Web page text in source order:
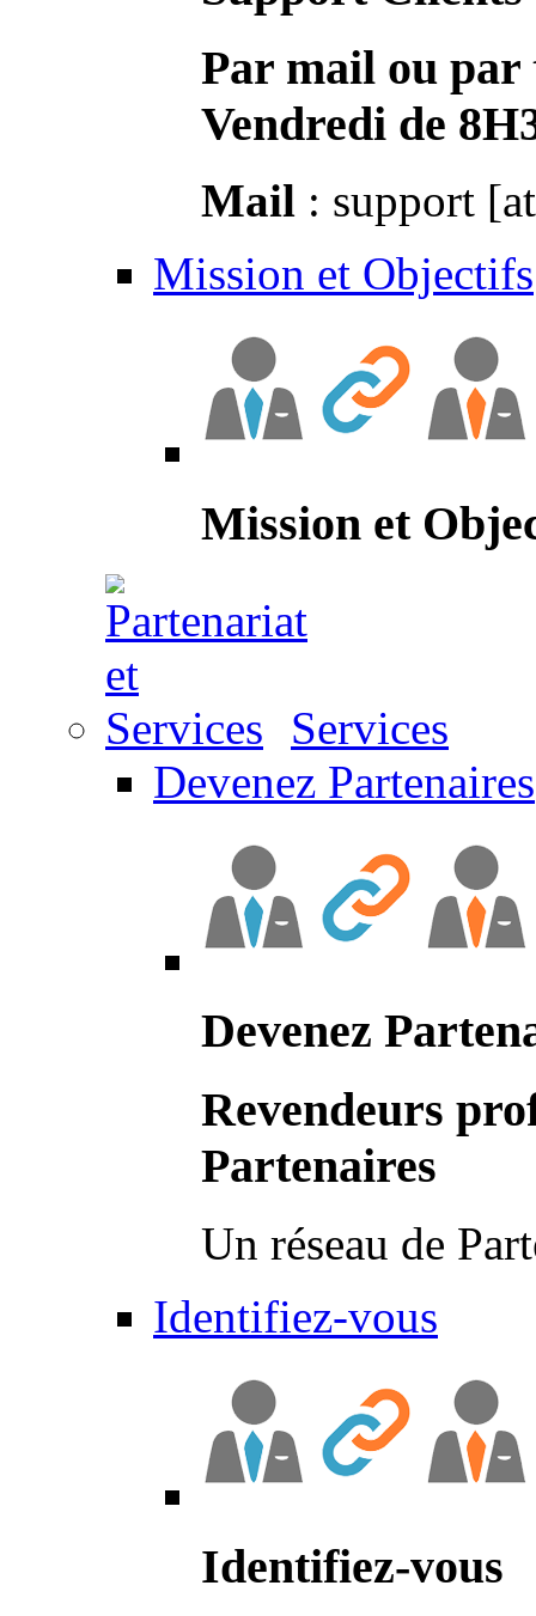
Par mail ou par
Vendredi de
Mail : support
Mission et Objectifs
Mission et
Services
Devenez Partenaires
Devenez
Revendeurs
Partenaires
Un réseau de
Identifiez-vous
Identifiez-vous